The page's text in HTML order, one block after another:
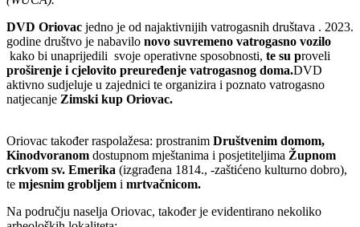
DVD Oriovac jedno je od najaktivnijih vatrogasnih društava . 2023.
godine društvo je nabavilo novo suvremeno vatrogasno vozilo
kako bi unaprijedili svoje operativne sposobnosti, te su proveli
proširenje i cjelovito preuređenje vatrogasnog doma.DVD
aktivno sudjeluje u zajednici te organizira i poznato vatrogasno
natjecanje Zimski kup Oriovac.
Oriovac također raspolažesa: prostranim Društvenim domom,
Kinodvoranom dostupnom mještanima i posjetiteljima Župnom
crkvom sv. Emerika (izgrađena 1814., -zaštićeno kulturno dobro),
te mjesnim grobljem i mrtvačnicom.
Na području naselja Oriovac, također je evidentirano nekoliko